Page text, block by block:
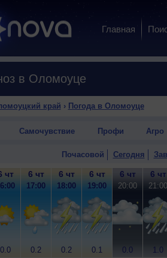
Главная
в Оломоуце
край › Погода в Оломоуце
Самочувствие Профи Агро
Почасовой Сегодня
чт
0.0
6 чт
17:00
0.2
6 чт
18:00
0.2
6 чт
19:00
0.1
6 чт
20:00
0.0
6 чт
21:00
1.0